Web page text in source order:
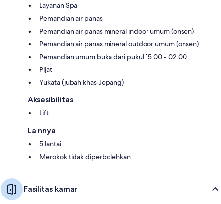
Layanan Spa
Pemandian air panas
Pemandian air panas mineral indoor umum (onsen)
Pemandian air panas mineral outdoor umum (onsen)
Pemandian umum buka dari pukul 15.00 - 02.00
Pijat
Yukata (jubah khas Jepang)
Aksesibilitas
Lift
Lainnya
5 lantai
Merokok tidak diperbolehkan
Fasilitas kamar